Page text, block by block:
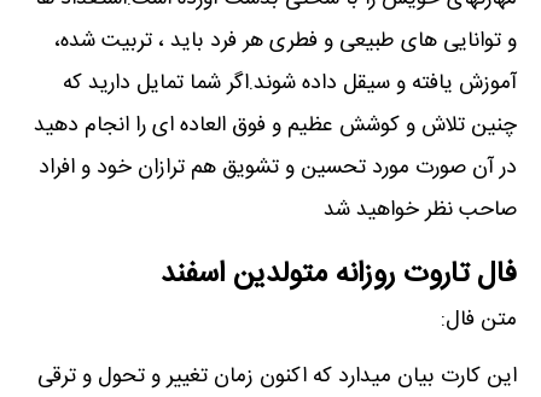
و توانایی های طبیعی و فطری هر فرد باید ، تربیت شده،
آموزش یافته و سیقل داده شوند.اگر شما تمایل دارید که
چنین تلاش و کوشش عظیم و فوق العاده ای را انجام دهید
در آن صورت مورد تحسین و تشویق هم ترازان خود و افراد
صاحب نظر خواهید شد
فال تاروت روزانه متولدین اسفند
متن فال:
این کارت بیان میدارد که اکنون زمان تغییر و تحول و ترقی